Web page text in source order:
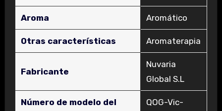
Aroma ‎Aromático
Otras características ‎Aromaterapia
Fabricante
‎Nuvaria
Global S.L
Número de modelo del
‎QOG-Vic-